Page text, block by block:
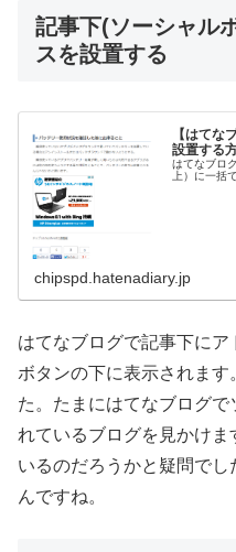
記事下(ソーシャル
スを設置する
【はてな
設置する
はてなブロ
上）に一括
chipspd.hatenadiary.jp
はてなブログで記事下に
ボタンの下に表示されま
た。たまにはてなブログ
れているブログを見かけ
いるのだろうかと疑問で
んですね。